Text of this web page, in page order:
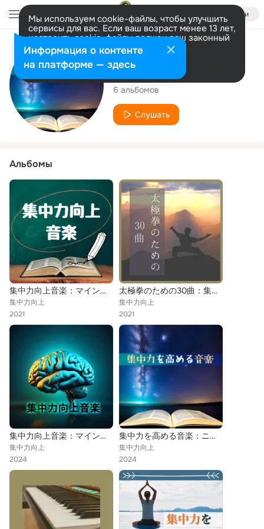
Войти
Мы используем cookie-файлы, чтобы улучшить
сервисы для вас. Если ваш возраст менее 13 лет,
настроить cookie-файлы должен ваш законный
представитель. Больше информации
Разрешить все Настроить
Исполнитель
集中力向上
6 альбомов
Слушать
Альбомы
集中力向上音楽：マインドパワー・サウンドセラピー・音景・学習
集中力向上
2021
太極拳のための30曲：集中する音楽・インストルメンタル・自律神経に優しい音楽
集中力向上
2021
集中力向上音楽：マインドパワー・サウンドセラピー・音景・学習
集中力向上
2024
集中力を高める音楽：ニューエイジ落ち着かせる楽器音楽・瞑想自然治癒音楽
集中力向上
2024
Информация о контенте
на платформе — здесь